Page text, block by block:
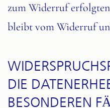
zum Widerruf
bleibt vom Widerruf
DIE
BESONDEREN